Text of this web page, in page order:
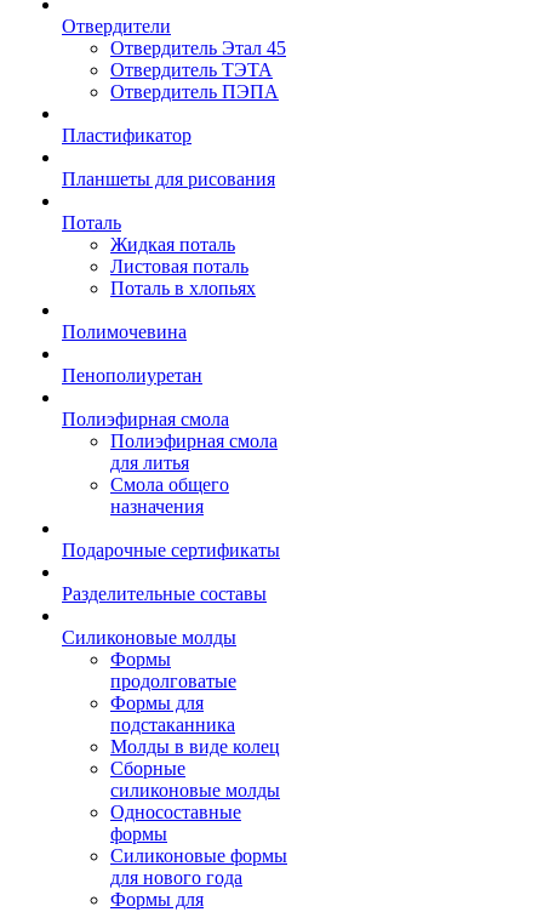
Отвердители
Отвердитель Этал 45
Отвердитель ТЭТА
Отвердитель ПЭПА
Пластификатор
Планшеты для рисования
Поталь
Жидкая поталь
Листовая поталь
Поталь в хлопьях
Полимочевина
Пенополиуретан
Полиэфирная смола
Полиэфирная смола
для литья
Смола общего
назначения
Подарочные сертификаты
Разделительные составы
Силиконовые молды
Формы
продолговатые
Формы для
подстаканника
Молды в виде колец
Сборные
силиконовые молды
Односоставные
формы
Силиконовые формы
для нового года
Формы для